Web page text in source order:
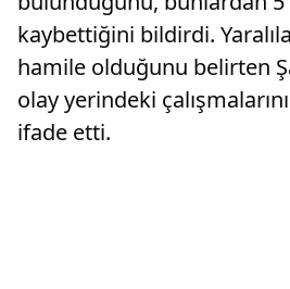
kaybettiğini bildirdi.
hamile olduğunu belirten
olay yerindeki
ifade etti.